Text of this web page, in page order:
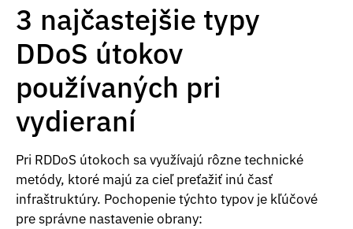
3 najčastejšie typy
DDoS útokov
používaných pri
vydieraní
Pri RDDoS útokoch sa využívajú rôzne technické
metódy, ktoré majú za cieľ preťažiť inú časť
infraštruktúry. Pochopenie týchto typov je kľúčové
pre správne nastavenie obrany: